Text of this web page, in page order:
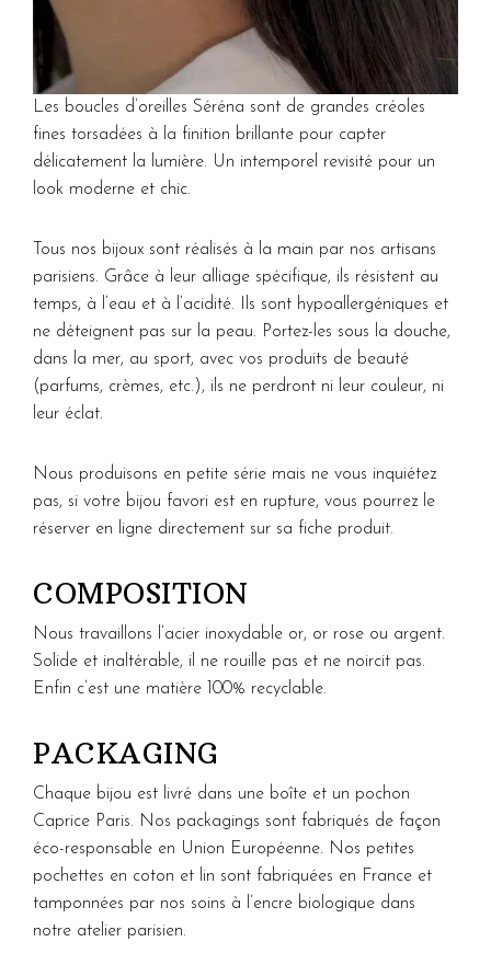
Les boucles d’oreilles Séréna sont de grandes créoles
fines torsadées à la finition brillante pour capter
délicatement la lumière. Un intemporel revisité pour un
look moderne et chic.
Tous nos bijoux sont réalisés à la main par nos artisans
parisiens. Grâce à leur alliage spécifique, ils résistent au
temps, à l’eau et à l’acidité. Ils sont hypoallergéniques et
ne déteignent pas sur la peau. Portez-les sous la douche,
dans la mer, au sport, avec vos produits de beauté
(parfums, crèmes, etc.), ils ne perdront ni leur couleur, ni
leur éclat.
Nous produisons en petite série mais ne vous inquiétez
pas, si votre bijou favori est en rupture, vous pourrez le
réserver en ligne directement sur sa fiche produit.
COMPOSITION
Nous travaillons l’acier inoxydable or, or rose ou argent.
Solide et inaltérable, il ne rouille pas et ne noircit pas.
Enfin c’est une matière 100% recyclable.
PACKAGING
Chaque bijou est livré dans une boîte et un pochon
Caprice Paris. Nos packagings sont fabriqués de façon
éco-responsable en Union Européenne. Nos petites
pochettes en coton et lin sont fabriquées en France et
tamponnées par nos soins à l’encre biologique dans
notre atelier parisien.